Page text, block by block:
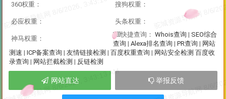
360权重： 搜狗权重：
必应权重： 头条权重：
神马权重：
快捷查询： Whois查询 | SEO综合
查询 | Alexa排名查询 | PR查询 | 网站
测速 | ICP备案查询 | 友情链接检测 | 百度权重查询 | 网站安全检测 百度收
录查询 | 网站拦截检测 | 反链检测
网站直达 举报反馈